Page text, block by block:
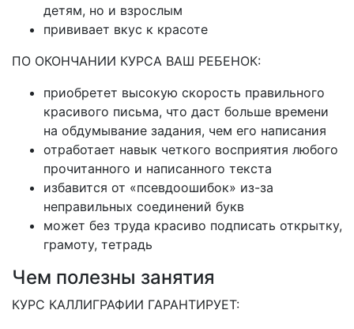
детям, но и взрослым
прививает вкус к красоте
ПО ОКОНЧАНИИ КУРСА ВАШ РЕБЕНОК:
приобретет высокую скорость правильного
красивого письма, что даст больше времени
на обдумывание задания, чем его написания
отработает навык четкого восприятия любого
прочитанного и написанного текста
избавится от «псевдоошибок» из-за
неправильных соединений букв
может без труда красиво подписать открытку,
грамоту, тетрадь
Чем полезны занятия
КУРС КАЛЛИГРАФИИ ГАРАНТИРУЕТ: